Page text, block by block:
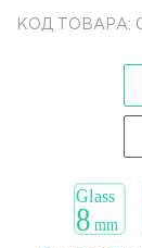
КОД ТОВАРА: